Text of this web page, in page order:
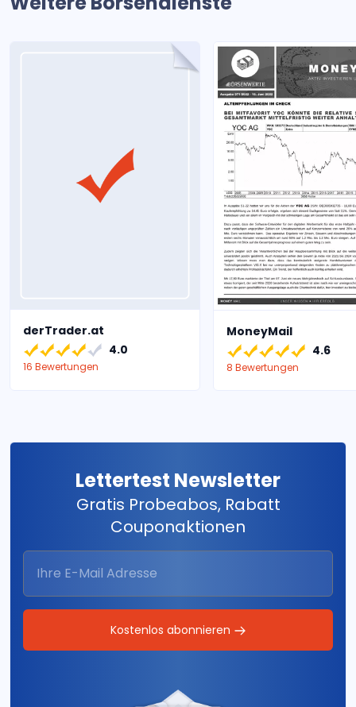
derTrader.at
4.0
16 Bewertungen
MoneyMail
4.6
8 Bewertungen
Lettertest Newsletter
Gratis Probeabos, Rabatt
Couponaktionen
Kostenlos abonnieren